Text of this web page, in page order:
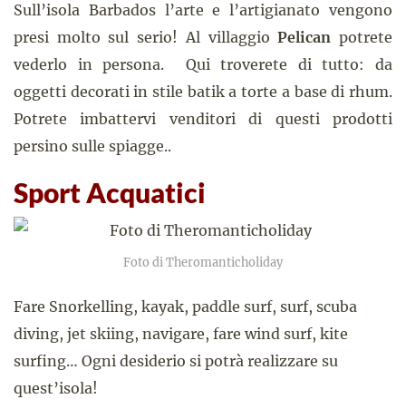
Sull’isola Barbados l’arte e l’artigianato vengono
presi molto sul serio! Al villaggioPelican potrete
vederlo in persona. Qui troverete di tutto: da
oggetti decorati in stile batik a torte a base di rhum.
Potrete imbattervi venditori di questi prodotti
persino sulle spiagge..
Sport Acquatici
Foto di Theromanticholiday
Fare Snorkelling, kayak, paddle surf, surf, scuba
diving, jet skiing, navigare, fare wind surf, kite
surfing… Ogni desiderio si potrà realizzare su
quest’isola!